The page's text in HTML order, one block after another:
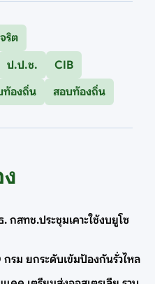
ริต
ป.ป.ช.
CIB
ท้องถิ่น สอบท้องถิ่น
กสทช.ประชุมเคาะใช้งบยูโซ
รม ยกระดับเข้มป้องกันรั่วไหล